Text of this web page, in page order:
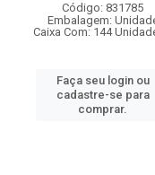
Código: 831785
Embalagem:
Caixa Com: 144
Faça seu login ou
cadastre-se para
comprar.